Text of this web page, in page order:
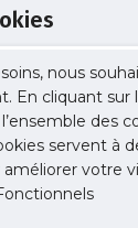
nous
En cliquant sur
des
servent à
votre